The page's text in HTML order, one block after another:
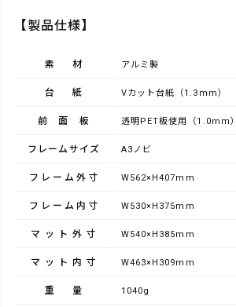
【製品仕様】
素材 アルミ製
台紙 Vカット台紙（1.3mm）
前面板 透明PET板使用（1.0mm）
フレームサイズ A3ノビ
フレーム外寸 W562×H407mm
フレーム内寸 W530×H375mm
マット外寸 W540×H385mm
マット内寸 W463×H309mm
重量 1040g